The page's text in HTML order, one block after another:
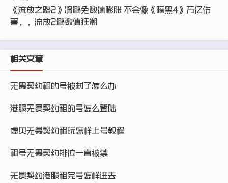
《流放之路2》将避免数值膨胀 不会像《暗黑4》万亿伤
害，，流放2避数值狂潮
相关文章
无畏契约租的号被封了怎么办
港服无畏契约租的号怎么登陆
虚贝无畏契约租玩怎样上号教程
租号无畏契约排位一直被禁
无畏契约港服租完号怎样进去